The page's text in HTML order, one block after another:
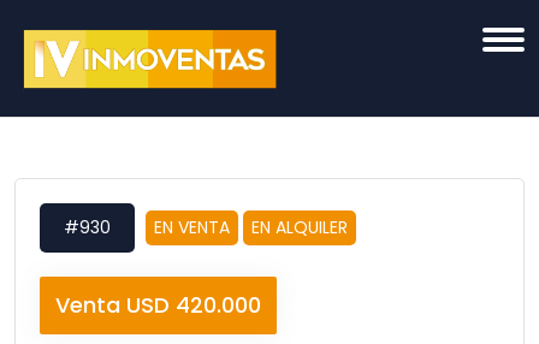
#930 EN VENTA EN ALQUILER
Venta USD 420.000